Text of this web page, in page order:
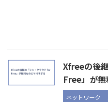
Xfreeの後
Free」が
ネットワーク